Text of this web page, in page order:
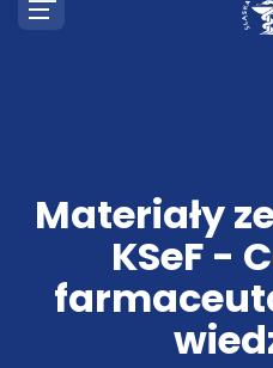
Materiały
KSeF -